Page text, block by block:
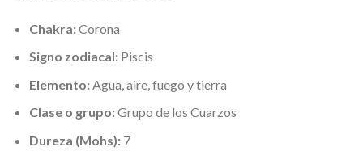
Chakra:Corona
Signo zodiacal: Piscis
Elemento: Agua, aire, fuego y tierra
Clase o grupo:Grupo de los Cuarzos
Dureza (Mohs): 7